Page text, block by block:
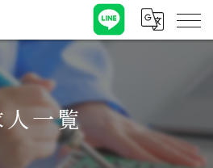
人一覧